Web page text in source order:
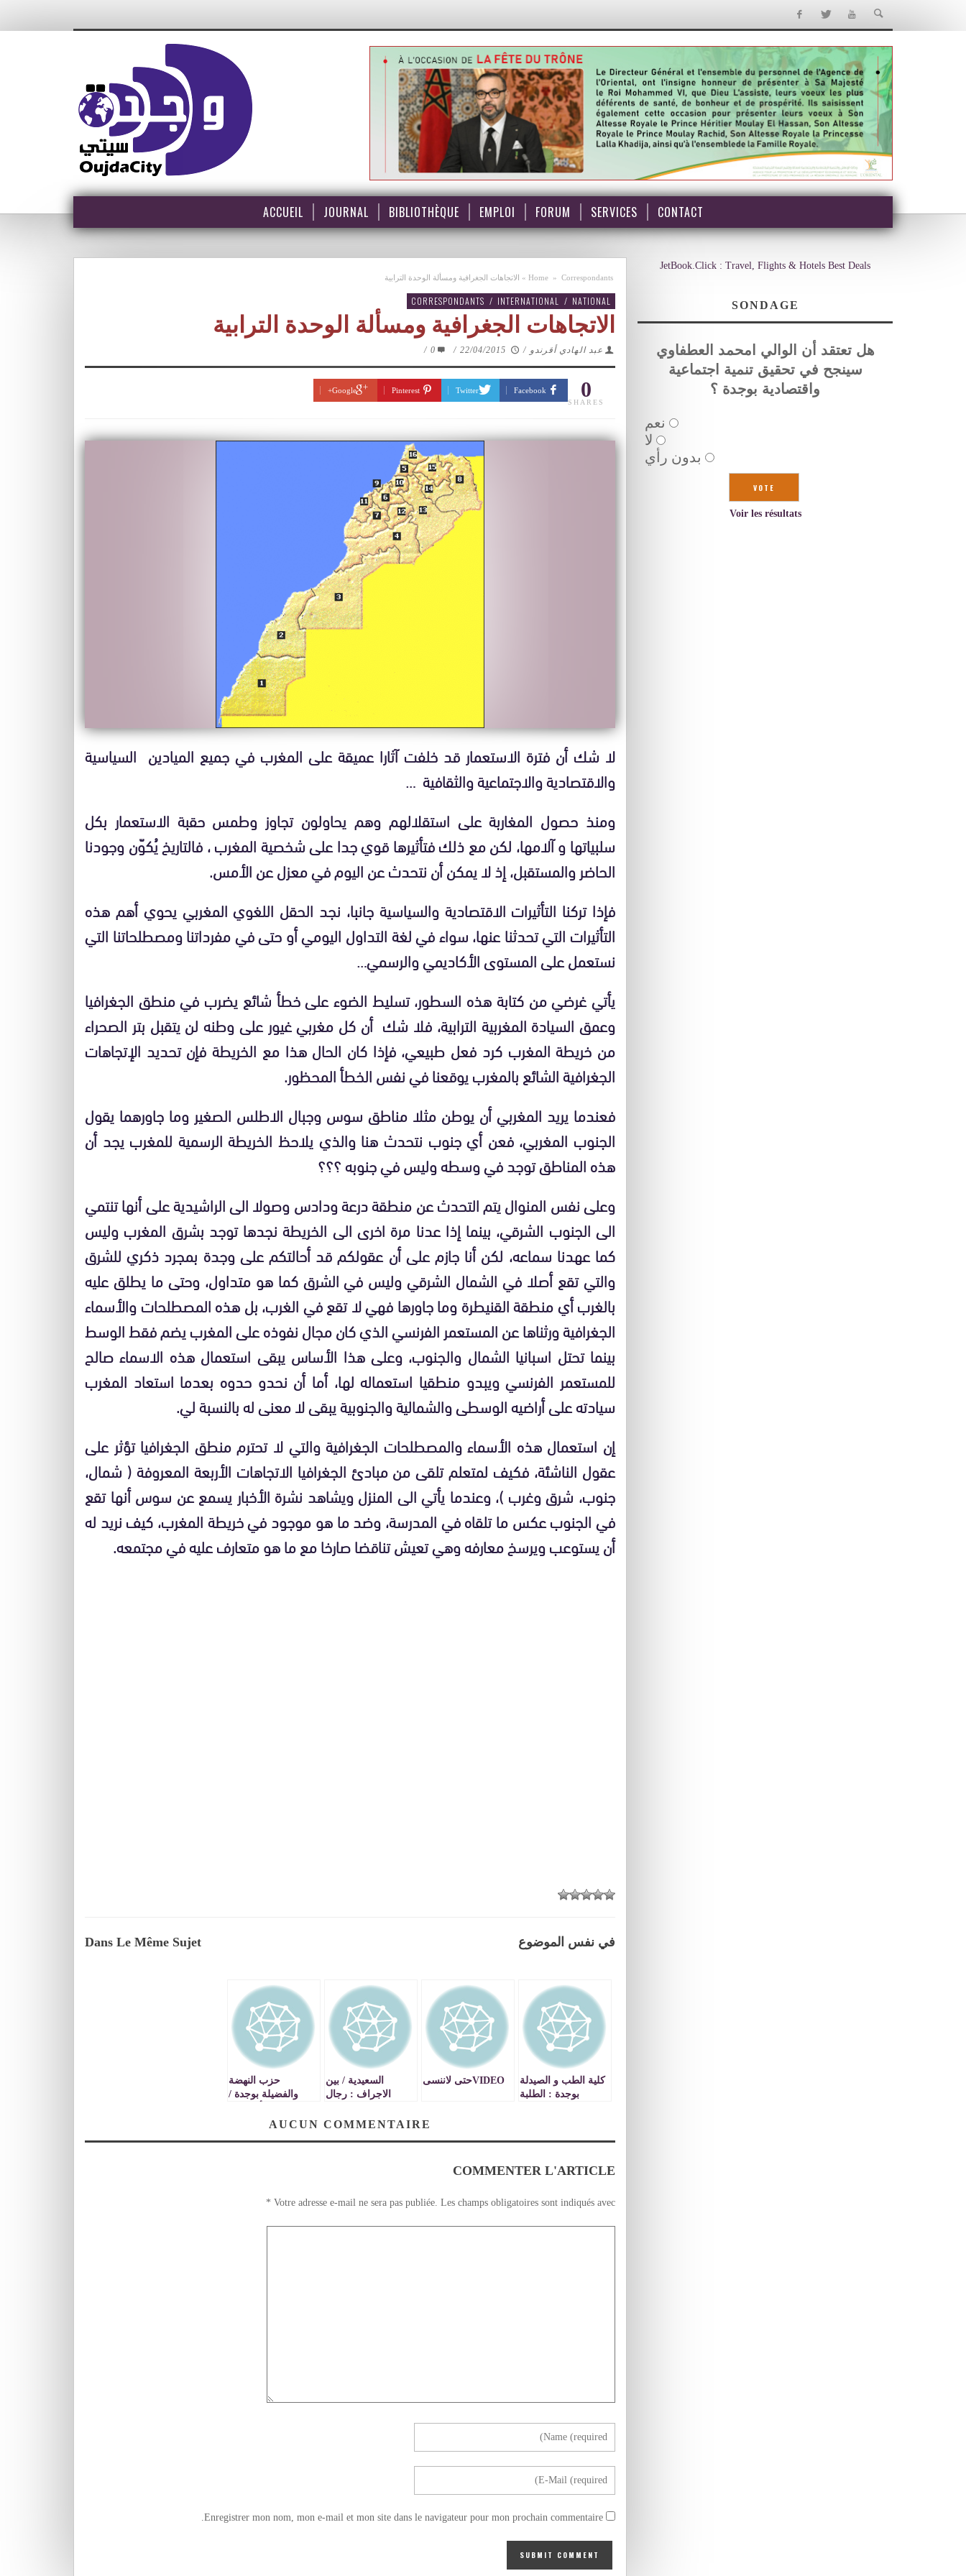
ACCUEIL JOURNAL BIBLIOTHÈQUE EMPLOI FORUM SERVICES CONTACT
Home » Correspondants
» الاتجاهات الجغرافية ومسألة الوحدة الترابية
CORRESPONDANTS / INTERNATIONAL / NATIONAL
الاتجاهات الجغرافية ومسألة الوحدة الترابية
عبد الهادي أقرندو /
22/04/2015
/
0
/
0
SHARES
Facebook
Twitter
Pinterest
Google+
لا شك أن فترة الاستعمار قد خلفت آثارا عميقة على المغرب في جميع الميادين السياسية
والاقتصادية والاجتماعية والثقافية …
ومنذ حصول المغاربة على استقلالهم وهم يحاولون تجاوز وطمس حقبة الاستعمار بكل
سلبياتها و آلامها، لكن مع ذلك فتأثيرها قوي جدا على شخصية المغرب ، فالتاريخ يُكوّن وجودنا
الحاضر والمستقبل، إذ لا يمكن أن نتحدث عن اليوم في معزل عن الأمس.
فإذا تركنا التأثيرات الاقتصادية والسياسية جانبا، نجد الحقل اللغوي المغربي يحوي أهم هذه
التأثيرات التي تحدثنا عنها، سواء في لغة التداول اليومي أو حتى في مفرداتنا ومصطلحاتنا التي
نستعمل على المستوى الأكاديمي والرسمي…
يأتي غرضي من كتابة هذه السطور، تسليط الضوء على خطأ شائع يضرب في منطق الجغرافيا
وعمق السيادة المغربية الترابية، فلا شك أن كل مغربي غيور على وطنه لن يتقبل بتر الصحراء
من خريطة المغرب كرد فعل طبيعي، فإذا كان الحال هذا مع الخريطة فإن تحديد الإتجاهات
الجغرافية الشائع بالمغرب يوقعنا في نفس الخطأ المحظور.
فعندما يريد المغربي أن يوطن مثلا مناطق سوس وجبال الاطلس الصغير وما جاورهما يقول
الجنوب المغربي، فعن أي جنوب نتحدث هنا والذي يلاحظ الخريطة الرسمية للمغرب يجد أن
هذه المناطق توجد في وسطه وليس في جنوبه ؟؟؟
وعلى نفس المنوال يتم التحدث عن منطقة درعة ودادس وصولا الى الراشيدية على أنها تنتمي
الى الجنوب الشرقي، بينما إذا عدنا مرة اخرى الى الخريطة نجدها توجد بشرق المغرب وليس
كما عهدنا سماعه، لكن أنا جازم على أن عقولكم قد أحالتكم على وجدة بمجرد ذكري للشرق
والتي تقع أصلا في الشمال الشرقي وليس في الشرق كما هو متداول، وحتى ما يطلق عليه
بالغرب أي منطقة القنيطرة وما جاورها فهي لا تقع في الغرب، بل هذه المصطلحات والأسماء
الجغرافية ورثناها عن المستعمر الفرنسي الذي كان مجال نفوذه على المغرب يضم فقط الوسط
بينما تحتل اسبانيا الشمال والجنوب، وعلى هذا الأساس يبقى استعمال هذه الاسماء صالح
للمستعمر الفرنسي ويبدو منطقيا استعماله لها، أما أن نحدو حدوه بعدما استعاد المغرب
سيادته على أراضيه الوسطى والشمالية والجنوبية يبقى لا معنى له بالنسبة لي.
إن استعمال هذه الأسماء والمصطلحات الجغرافية والتي لا تحترم منطق الجغرافيا تؤثر على
عقول الناشئة، فكيف لمتعلم تلقى من مبادئ الجغرافيا الاتجاهات الأربعة المعروفة ( شمال،
جنوب، شرق وغرب )، وعندما يأتي الى المنزل ويشاهد نشرة الأخبار يسمع عن سوس أنها تقع
في الجنوب عكس ما تلقاه في المدرسة، وضد ما هو موجود في خريطة المغرب، كيف نريد له
أن يستوعب ويرسخ معارفه وهي تعيش تناقضا صارخا مع ما هو متعارف عليه في مجتمعه.
Dans Le Même Sujet في نفس الموضوع
كلية الطب و الصيدلة
بوجدة : الطلبة
VIDEOحتى لاننسى
السعيدية / بين
الاجراف : رجال
اغلاق الحدود
حزب النهضة
والفضيلة بوجدة /
المحلي والوطنيAUCUN COMMENTAIRE
COMMENTER L'ARTICLE
Votre adresse e-mail ne sera pas publiée. Les champs obligatoires sont indiqués avec
*
Enregistrer mon nom, mon e-mail et mon site dans le navigateur pour mon prochain commentaire.
JetBook.Click : Travel, Flights & Hotels Best Deals
SONDAGE
هل تعتقد أن الوالي امحمد العطفاوي
سينجح في تحقيق تنمية اجتماعية
واقتصادية بوجدة ؟
نعم
لا
بدون رأي
Voir les résultats